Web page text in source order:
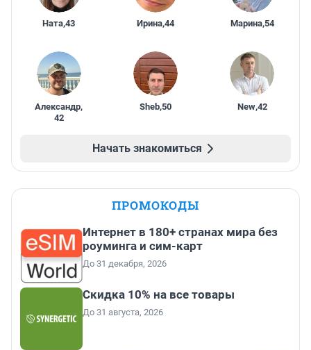
Ната,43 Ирина,44 Марина,54
Александр,
42
Sheb,50 New,42
Начать знакомиться
ПРОМОКОДЫ
Интернет в 180+ странах мира без
роуминга и сим-карт
До 31 декабря, 2026
Скидка 10% на все товары
До 31 августа, 2026